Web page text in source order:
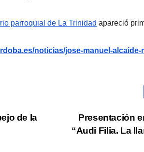
parroquial de La Trinidad apareció
noticias/jose-manuel-
Presentación
“Audi Filia. La
de la